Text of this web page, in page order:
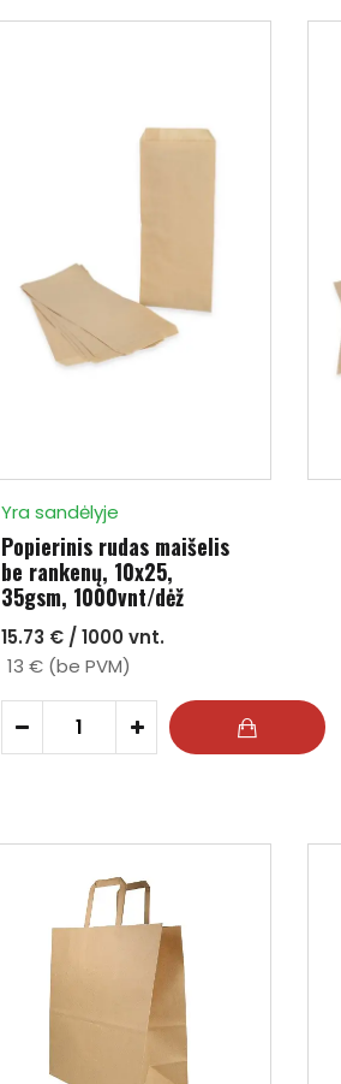
Yra sandėlyje
Popierinis rudas maišelis
be rankenų, 10x25,
35gsm, 1000vnt/dėž
15.73 € / 1000 vnt.
13 € (be PVM)
- +